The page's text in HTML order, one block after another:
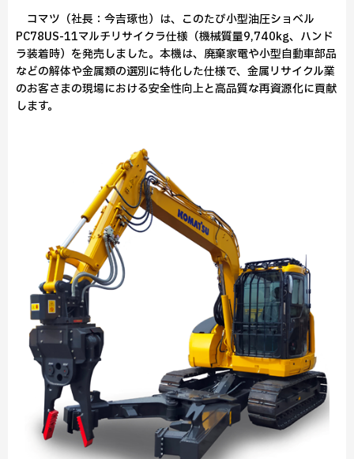
コマツ（社長：今吉琢也）は、このたび小型油圧ショベル
PC78US-11マルチリサイクラ仕様（機械質量9,740kg、ハンド
ラ装着時）を発売しました。本機は、廃棄家電や小型自動車部品
などの解体や金属類の選別に特化した仕様で、金属リサイクル業
のお客さまの現場における安全性向上と高品質な再資源化に貢献
します。